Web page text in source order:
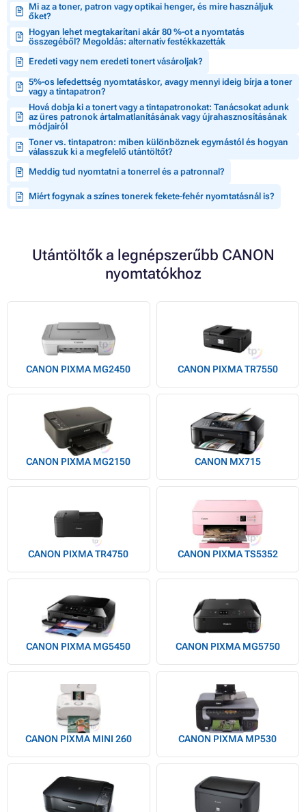
Mi az a toner, patron vagy optikai henger, és mire használjuk
őket?
Hogyan lehet megtakarítani akár 80 %-ot a nyomtatás
összegéből? Megoldás: alternatív festékkazetták
Eredeti vagy nem eredeti tonert vásároljak?
5%-os lefedettség nyomtatáskor, avagy mennyi ideig bírja a toner
vagy a tintapatron?
Hová dobja ki a tonert vagy a tintapatronokat: Tanácsokat adunk
az üres patronok ártalmatlanításának vagy újrahasznosításának
módjairól
Toner vs. tintapatron: miben különböznek egymástól és hogyan
válasszuk ki a megfelelő utántöltőt?
Meddig tud nyomtatni a tonerrel és a patronnal?
Miért fogynak a színes tonerek fekete-fehér nyomtatásnál is?
Utántöltők a legnépszerűbb CANON
nyomtatókhoz
CANON PIXMA MG2450 CANON PIXMA TR7550
CANON PIXMA MG2150 CANON MX715
CANON PIXMA TR4750 CANON PIXMA TS5352
CANON PIXMA MG5450 CANON PIXMA MG5750
CANON PIXMA MINI 260 CANON PIXMA MP530